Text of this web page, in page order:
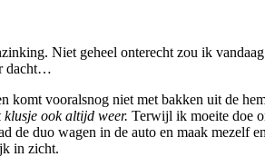
Niet geheel onterecht zou ik
dacht…
komt vooralsnog niet met bakken uit de
ook altijd weer. Terwijl ik moeite doe
de duo wagen in de auto en maak mezelf
in zicht.